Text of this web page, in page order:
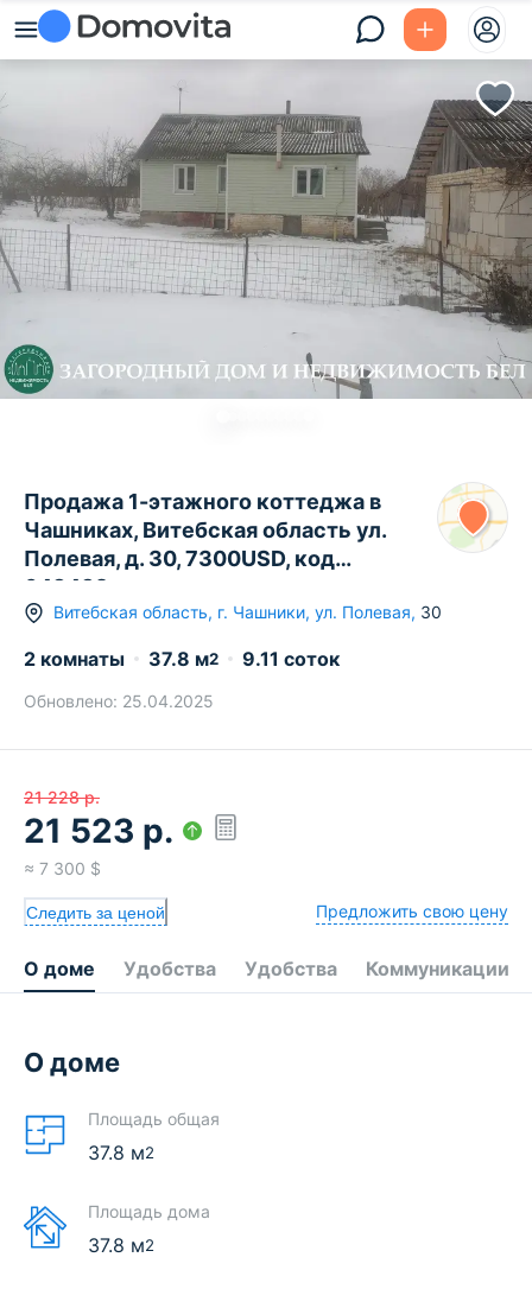
Продажа 1-этажного коттеджа в
Чашниках, Витебская область ул.
Полевая, д. 30, 7300USD, код
648432
Витебская область, г. Чашники, ул. Полевая, 30
2 комнаты 37.8 м2 9.11 соток
Обновлено: 25.04.2025
21 228 р.
21 523 р.
≈ 7 300 $
Следить за ценой Предложить свою цену
О доме Удобства Удобства Коммуникации
О доме
Площадь общая
37.8 м2
Площадь дома
37.8 м2